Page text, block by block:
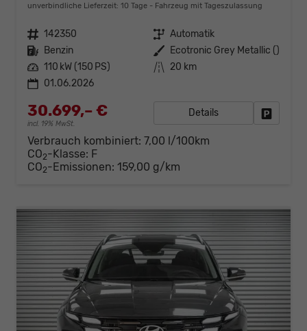
unverbindliche Lieferzeit: 10 Tage Fahrzeug mit Tageszulassung
Fahrzeugnr. 142350 Getriebe Automatik
Kraftstoff Benzin Außenfarbe Ecotronic Grey Metallic ()
Leistung 110 kW (150 PS) Kilometerstand 20 km
01.06.2026
30.699,– €
incl. 19% MwSt.
Details
Verbrauch kombiniert: 7,00 l/100km
CO2-Klasse: F
CO2-Emissionen: 159,00 g/km